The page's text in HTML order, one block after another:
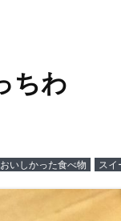
ちわ
おいしかった食べ物 スイ